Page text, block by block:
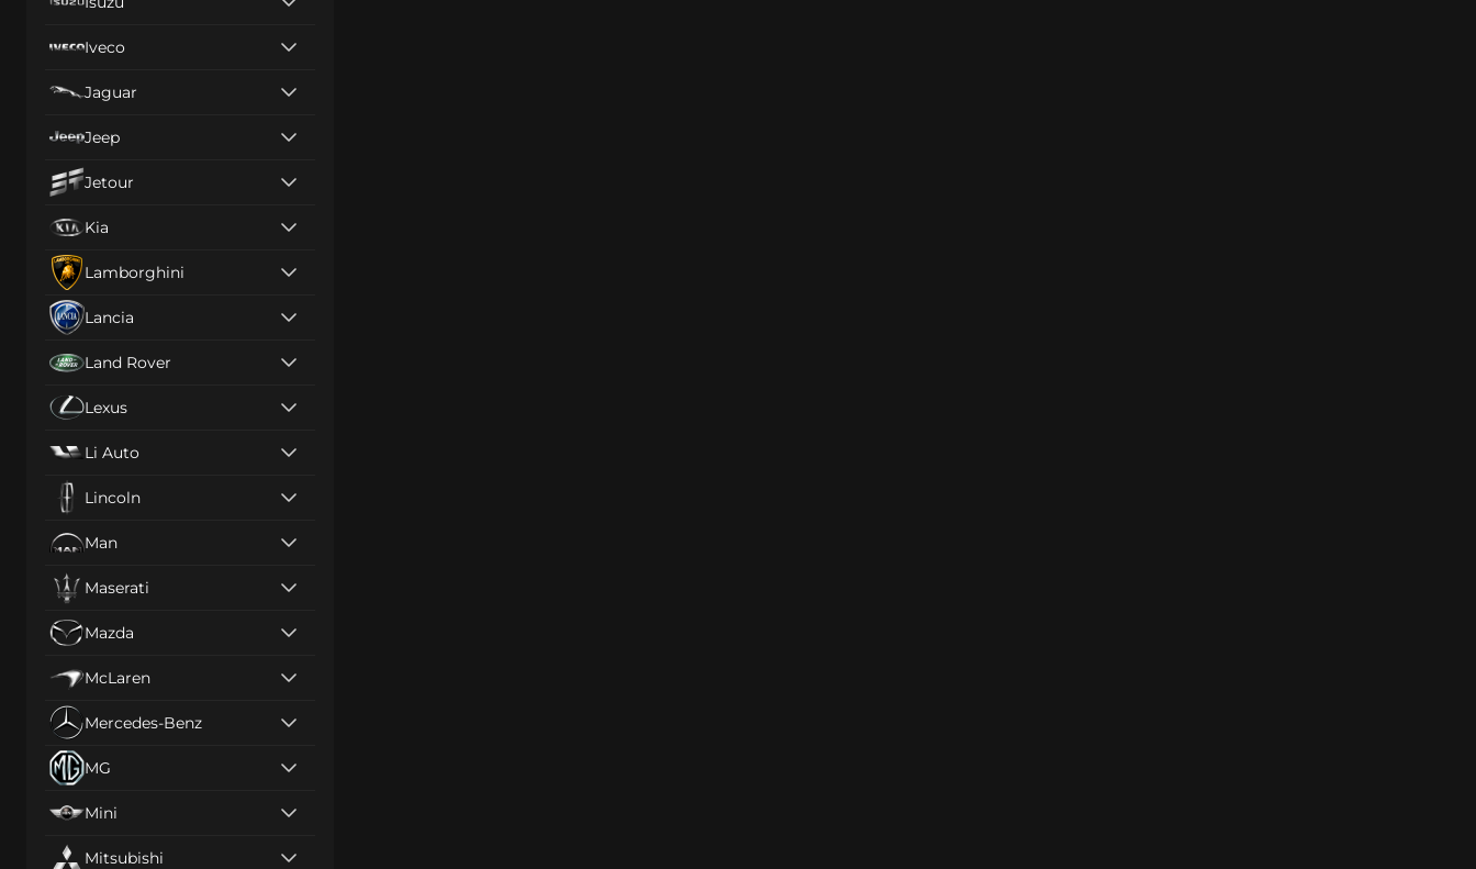
Iveco
Jaguar
Jeep
Jetour
Kia
Lamborghini
Lancia
Land Rover
Lexus
Li Auto
Lincoln
Man
Maserati
Mazda
McLaren
Mercedes-Benz
MG
Mini
Mitsubishi